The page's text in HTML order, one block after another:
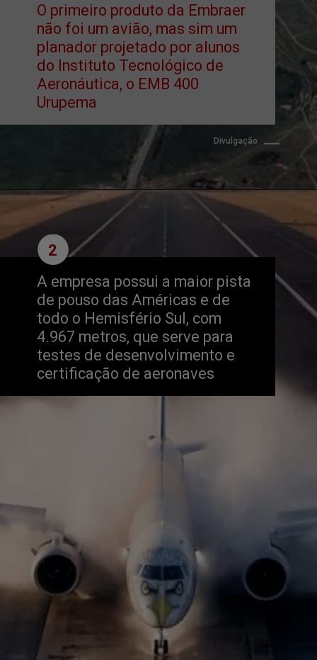
O primeiro produto da Embraer
não foi um avião, mas sim um
planador projetado por alunos
do Instituto Tecnológico de
Aeronáutica, o EMB 400
Urupema
Divulgação
A empresa possui a maior pista
de pouso das Américas e de
todo o Hemisfério Sul, com
4.967 metros, que serve para
testes de desenvolvimento e
certificação de aeronaves
2